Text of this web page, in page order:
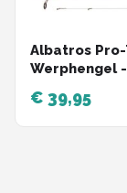
Albatros
Werphengel
€ 39,95